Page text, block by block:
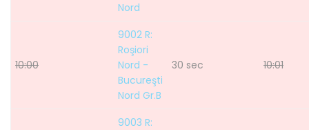
Nord
10:00
9002 R:
Roşiori
Nord -
Bucureşti
Nord Gr.B
30 sec 10:01
9003 R: